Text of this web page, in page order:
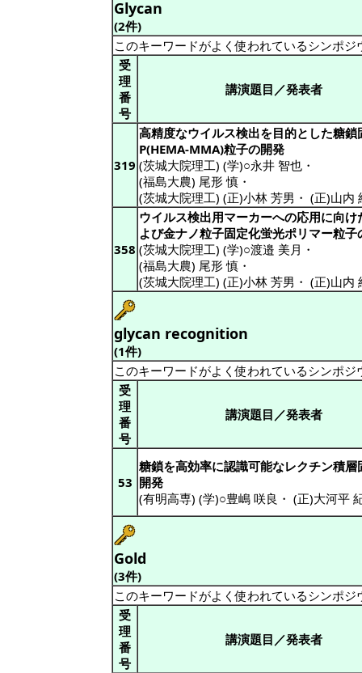
Glycan
(2件)
このキーワードがよく使われているシンポ
受
理
番
号
講演題目／発表者
319
高精度なウイルス検出を目的とした糖鎖
P(HEMA-MMA)粒子の開発
(茨城大院理工) (学)○永井 智也 ・
(福島大農) 尾形 慎 ・
(茨城大院理工) (正)小林 芳男 ・ (正)山内
358
ウイルス検出用マーカーへの応用に向け
よび金ナノ粒子固定化蛍光ポリマー粒子
(茨城大院理工) (学)○渡邉 美月 ・
(福島大農) 尾形 慎 ・
(茨城大院理工) (正)小林 芳男 ・ (正)山内
glycan recognition
(1件)
このキーワードがよく使われているシンポ
受
理
番
号
講演題目／発表者
53
糖鎖を高効率に認識可能なレクチン積層
開発
(有明高専) (学)○豊嶋 咲良 ・ (正)大河平
Gold
(3件)
このキーワードがよく使われているシンポ
受
理
番
号
講演題目／発表者